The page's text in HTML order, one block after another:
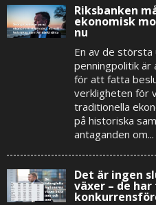
Riksbanken
ekonomisk
nu
En av de största
penningpolitik
för att fatta
verkligheten för
traditionella
på historiska
antaganden om...
Det är ingen
växer – de